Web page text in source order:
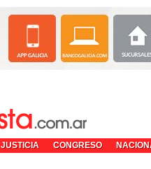
JUSTICIA CONGRESO